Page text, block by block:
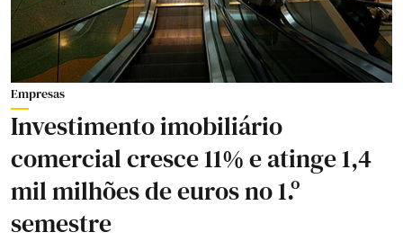
Empresas
Investimento imobiliário
comercial cresce 11% e atinge 1,4
mil milhões de euros no 1.º
semestre